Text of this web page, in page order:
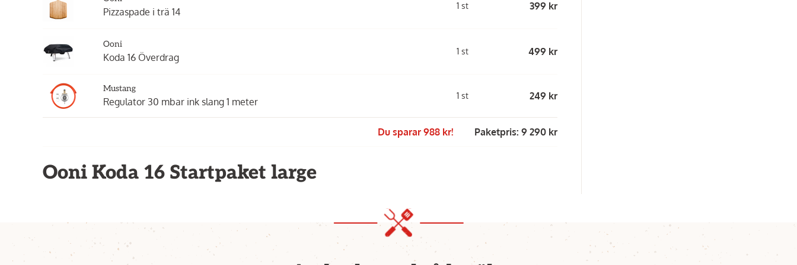
Pizzaspade i trä 14
1 st 399 kr
Ooni
Koda 16 Överdrag
1 st 499 kr
Mustang
Regulator 30 mbar ink slang 1 meter
1 st 249 kr
Du sparar 988 kr! Paketpris: 9 290 kr
Ooni Koda 16 Startpaket large